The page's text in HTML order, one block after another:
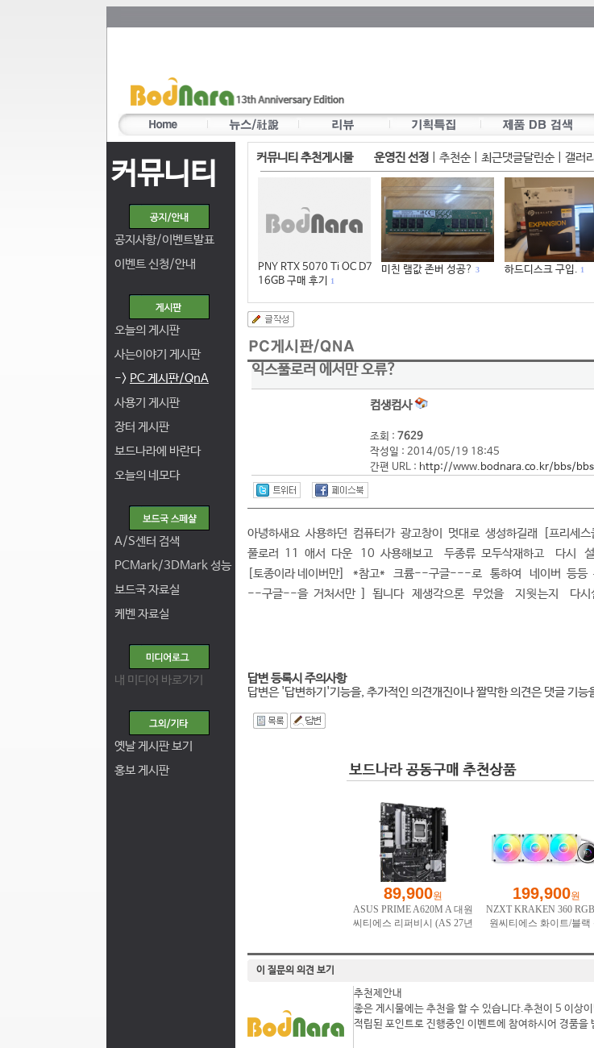
커뮤니티
공지사항/이벤트발표
이벤트 신청/안내
오늘의 게시판
사는이야기 게시판
-> PC 게시판/QnA
사용기 게시판
장터 게시판
보드나라에 바란다
오늘의 네모다
A/S센터 검색
PCMark/3DMark 성능
보드국 자료실
케벤 자료실
내 미디어 바로가기
옛날 게시판 보기
홍보 게시판
커뮤니티 추천게시물 운영진 선정 추천순| 최근댓글달린순| 갤러
PNY RTX 5070 Ti OC D7
16GB 구매 후기
1
미친 램값 존버 성공? 3 하드디스크 구입. 1
익스풀로러 에서만 오류?
컴생컴사
조회 : 7629
작성일 : 2014/05/19 18:45
간편 URL : http://www.bodnara.co.kr/bbs/
아녕하새요 사용하던 컴퓨터가 광고창이 멋대로 생성하길래 [프리세
풀로러 11 애서 다운 10 사용해보고 두종류 모두삭재하고 다시 설
[토종이라 네이버만] *참고* 크륨--구글---로 통하여 네이버 등등
--구글--을 거처서만 ] 됩니다 제생각으론 무었을 지웟는지 다시
답변 등록시 주의사항
답변은 '답변하기'기능을, 추가적인 의견개진이나 짤막한 의견은 댓글 기능
이 질문의 의견 보기
추천제안내
좋은 게시물에는 추천을 할 수 있습니다.추천이 5 이상
적립된 포인트로 진행중인 이벤트에 참여하시어 경품을